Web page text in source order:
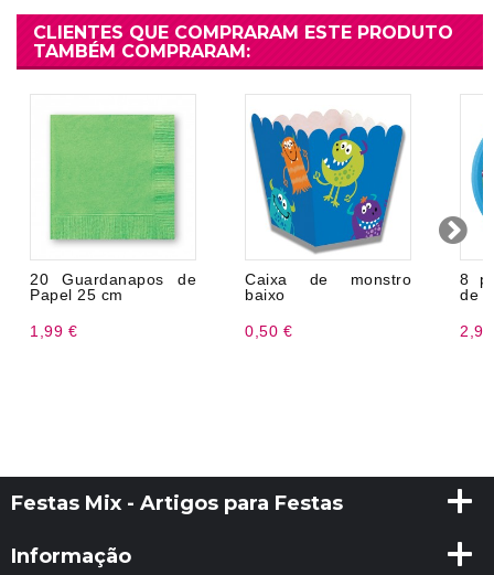
CLIENTES QUE COMPRARAM ESTE PRODUTO
TAMBÉM COMPRARAM:
20 Guardanapos de
Papel 25 cm
1,99 €
Caixa de monstro
baixo
0,50 €
8
de
Festas Mix - Artigos para Festas
Informação